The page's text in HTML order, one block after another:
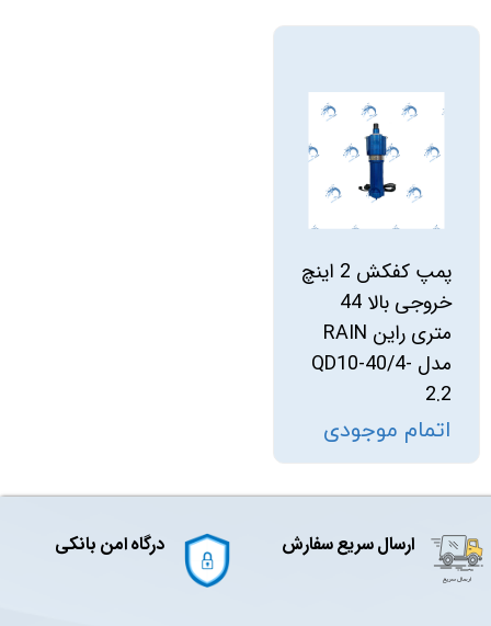
پمپ کفکش 2 اینچ
خروجی بالا 44
متری راین RAIN
مدل QD10-40/4-
2.2
اتمام موجودی
ارسال سریع سفارش درگاه امن بانکی